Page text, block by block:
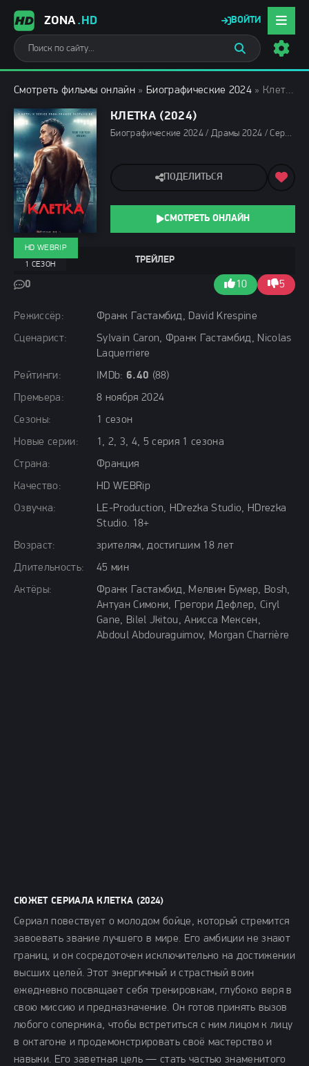
ZONA.HD ВОЙТИ
Смотреть фильмы онлайн » Биографические 2024 » Клетка (2024)
КЛЕТКА (2024)
Биографические 2024 / Драмы 2024 / Сериалы 2024 / Новинки сериалов 2024 / Фильмы 2024 / Сериалы в озвучке HDrezka Studio / Смотреть фильмы онлайн
Режиссёр:
Франк Гастамбид, David Krespine
Сценарист:
Sylvain Caron, Франк Гастамбид, Nicolas
Laquerriere
Рейтинги:
IMDb: 6.40 (88)
Премьера:
8 ноября 2024
Сезоны:
1 сезон
Новые серии:
1, 2, 3, 4, 5 серия 1 сезона
Страна:
Франция
Качество:
HD WEBRip
Озвучка:
LE-Production, HDrezka Studio, HDrezka
Studio. 18+
Возраст:
зрителям, достигшим 18 лет
Длительность:
45 мин
Актёры:
Франк Гастамбид, Мелвин Бумер, Bosh,
Антуан Симони, Грегори Дефлер, Ciryl
Gane, Bilel Jkitou, Анисса Мексен,
Abdoul Abdouraguimov, Morgan Charrière
ТРЕЙЛЕР
0 10 5
HD WEBRIP
1 СЕЗОН
ПОДЕЛИТЬСЯ
СМОТРЕТЬ ОНЛАЙН
СЮЖЕТ СЕРИАЛА КЛЕТКА (2024)
Сериал повествует о молодом бойце, который стремится
завоевать звание лучшего в мире. Его амбиции не знают
границ, и он сосредоточен исключительно на достижении
высших целей. Этот энергичный и страстный воин
ежедневно посвящает себя тренировкам, глубоко веря в
свою миссию и предназначение. Он готов принять вызов
любого соперника, чтобы встретиться с ним лицом к лицу
в октагоне и продемонстрировать своё мастерство и
навыки. Его заветная цель — стать частью знаменитого